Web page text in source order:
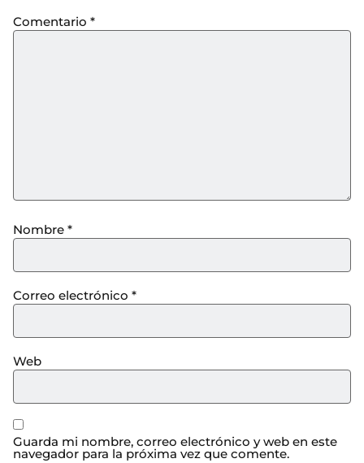
Comentario *
Nombre *
Correo electrónico *
Web
Guarda mi nombre, correo electrónico y web en este
navegador para la próxima vez que comente.